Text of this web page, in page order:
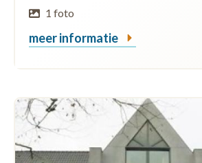
1 foto
meer informatie